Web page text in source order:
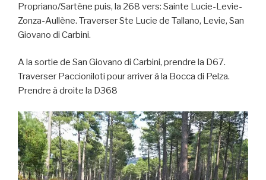
Propriano/Sartène puis, la 268 vers: Sainte Lucie-Levie-
Zonza-Aullène. Traverser Ste Lucie de Tallano, Levie, San
Giovano di Carbini.
A la sortie de San Giovano di Carbini, prendre la D67.
Traverser Paccioniloti pour arriver à la Bocca di Pelza.
Prendre à droite la D368